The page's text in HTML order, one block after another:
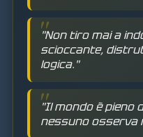
"Non tiro mai a
scioccante,
logica."
"Il mondo è pieno
nessuno osserva